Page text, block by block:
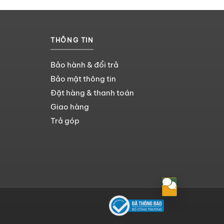
THÔNG TIN
Bảo hành & đổi trả
Bảo mật thông tin
Đặt hàng & thanh toán
Giao hàng
Trả góp